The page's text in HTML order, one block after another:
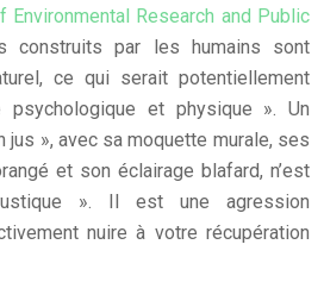
Environmental Research and Public
construits par les humains sont
ce qui serait potentiellement
et physique ». Un
jus », avec sa moquette murale, ses
et son éclairage blafard, n’est
». Il est une agression
nuire à votre récupération